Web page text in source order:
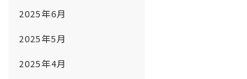
2025年6月
2025年5月
2025年4月